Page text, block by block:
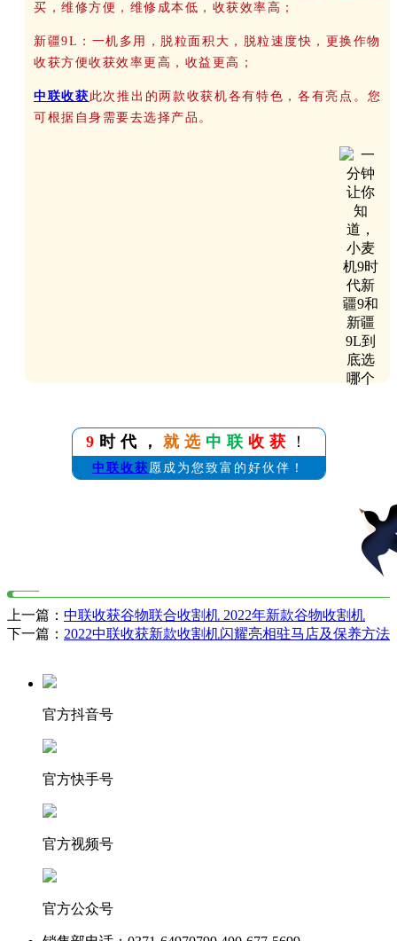
买，维修方便，维修成本低，收获效率高；
新疆9L：一机多用，脱粒面积大，脱粒速度快，更换作物
收获方便收获效率更高，收益更高；
中联收获 此次推出的两款收获机各有特色，各有亮点。您
可根据自身需要去选择产品。
9 时代， 就选 中联 收获 ！
中联收获 愿成为您致富的好伙伴！
上一篇： 中联收获谷物联合收割机 2022年新款谷物收割机
下一篇： 2022中联收获新款收割机闪耀亮相驻马店及保养方法
官方抖音号
官方快手号
官方视频号
官方公众号